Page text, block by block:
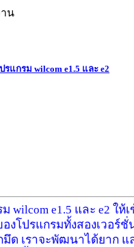
น
รแกรม wilcom e1.5 และ e2
wilcom e1.5 และ e2 ใ
งโปรแกรมทั้งสองเวอ
ด เราจะพัฒนาได้ยาก